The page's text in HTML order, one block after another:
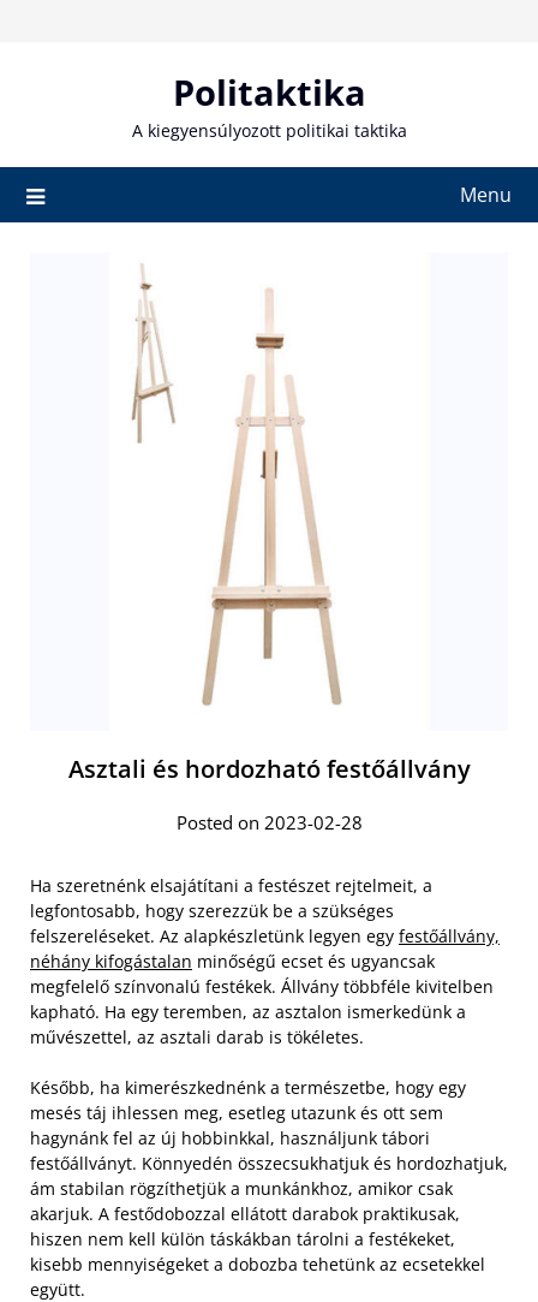
Politaktika
A kiegyensúlyozott politikai taktika
Menu
Asztali és hordozható festőállvány
Posted on 2023-02-28
Ha szeretnénk elsajátítani a festészet rejtelmeit, a
legfontosabb, hogy szerezzük be a szükséges
felszereléseket. Az alapkészletünk legyen egy festőállvány,
néhány kifogástalan minőségű ecset és ugyancsak
megfelelő színvonalú festékek. Állvány többféle kivitelben
kapható. Ha egy teremben, az asztalon ismerkedünk a
művészettel, az asztali darab is tökéletes.
Később, ha kimerészkednénk a természetbe, hogy egy
mesés táj ihlessen meg, esetleg utazunk és ott sem
hagynánk fel az új hobbinkkal, használjunk tábori
festőállványt. Könnyedén összecsukhatjuk és hordozhatjuk,
ám stabilan rögzíthetjük a munkánkhoz, amikor csak
akarjuk. A festődobozzal ellátott darabok praktikusak,
hiszen nem kell külön táskákban tárolni a festékeket,
kisebb mennyiségeket a dobozba tehetünk az ecsetekkel
együtt.